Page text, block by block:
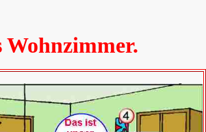
Wohnzimmer.